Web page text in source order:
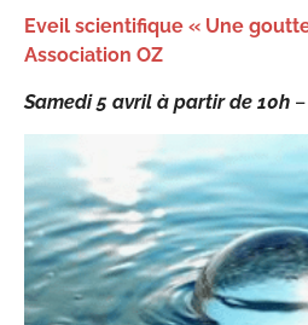
Eveil scientifique « Une goutte
Association OZ
Samedi 5 avril à partirde 10h